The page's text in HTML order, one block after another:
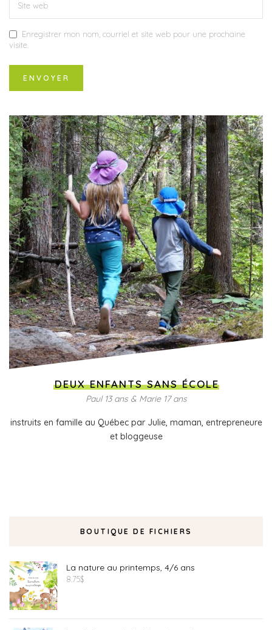
Enregistrer mon nom, courriel et site web pour une prochaine
visite.
DEUX ENFANTS SANS ÉCOLE
Paul 13 ans & Marie 17 ans
instruits en famille au Québec par Julie, maman, entrepreneure
et bloggeuse
BOUTIQUE DE FICHIERS
La nature au printemps, 4/6 ans
8.75$